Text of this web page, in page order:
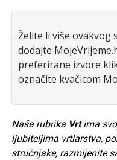
Želite li više ovakvog
dodajte
preferirane izvore
označite kvačicom
Naša rubrika Vrtima
ljubiteljima vrtlarstva,
stručnjake, razmijenite